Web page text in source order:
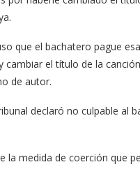
que el bachatero pague
cambiar el título de la
de autor.
declaró no culpable al
la medida de coerción que